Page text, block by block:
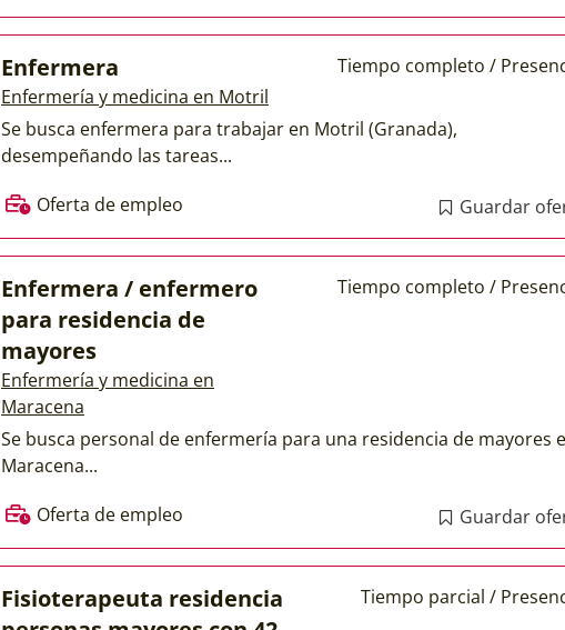
Enfermera
Enfermería y medicina en Motril
Tiempo completo /
Se busca enfermera para trabajar en Motril (Granada),
desempeñando las tareas...
Oferta de empleo
Guardar
Enfermera / enfermero
para residencia de
mayores
Enfermería y medicina en
Maracena
Tiempo completo /
Se busca personal de enfermería para una residencia de mayores
Maracena...
Oferta de empleo
Guardar
Fisioterapeuta residencia
Tiempo parcial /